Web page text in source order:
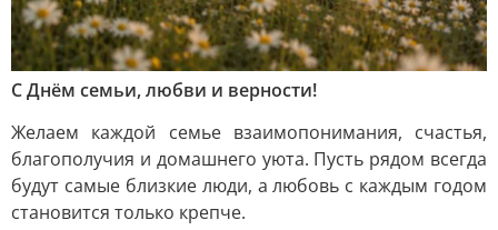
С Днём семьи, любви и верности!
Желаем каждой семье взаимопонимания, счастья,
благополучия и домашнего уюта. Пусть рядом всегда
будут самые близкие люди, а любовь с каждым годом
становится только крепче.